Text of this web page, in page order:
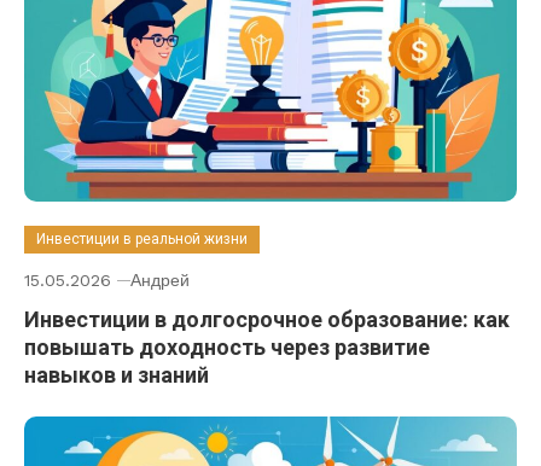
Инвестиции в реальной жизни
15.05.2026 Андрей
Инвестиции в долгосрочное образование: как
повышать доходность через развитие
навыков и знаний